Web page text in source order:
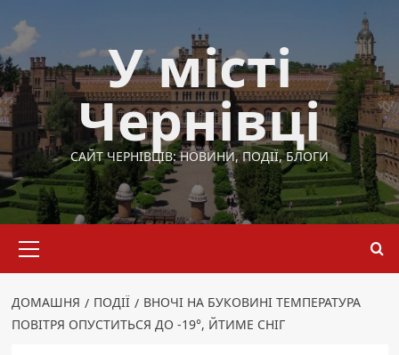
до
вмісту
У місті
Чернівці
САЙТ ЧЕРНІВЦІВ: НОВИНИ, ПОДІЇ, БЛОГИ
меню
ДОМАШНЯ ПОДІЇ
ВНОЧІ НА БУКОВИНІ ТЕМПЕРАТУРА
ПОВІТРЯ ОПУСТИТЬСЯ ДО -19°, ЙТИМЕ СНІГ